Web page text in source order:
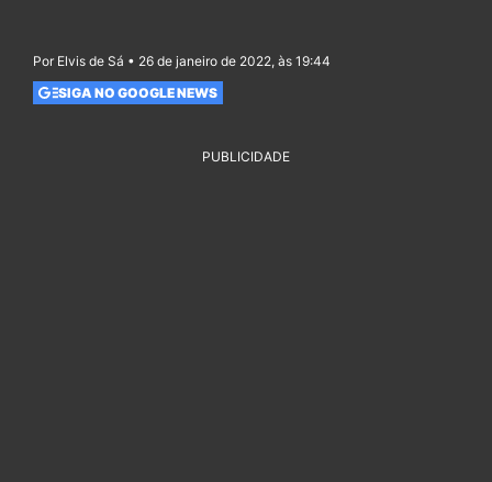
Por Elvis de Sá • 26 de janeiro de 2022, às 19:44
SIGA NO GOOGLE NEWS
PUBLICIDADE